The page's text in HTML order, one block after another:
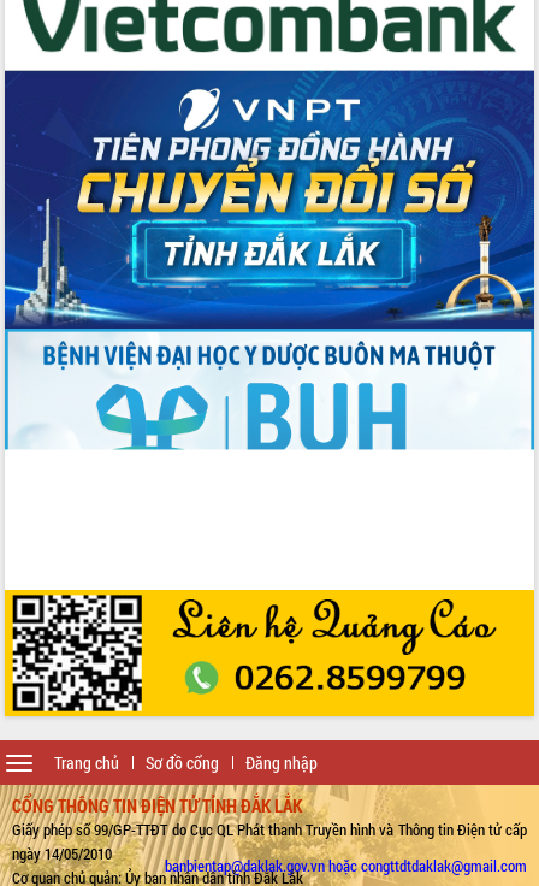
Trang chủ Sơ đồ cổng Đăng nhập
Toggle
navigation
CỔNG THÔNG TIN ĐIỆN TỬ TỈNH ĐẮK LẮK
Giấy phép số 99/GP-TTĐT do Cục QL Phát thanh Truyền hình và Thông tin Điện tử cấp
ngày 14/05/2010
Cơ quan chủ quản: Ủy ban nhân dân tỉnh Đắk Lắk
banbientap@daklak.gov.vn hoặc congttdtdaklak@gmail.com